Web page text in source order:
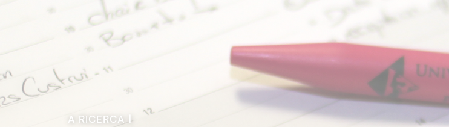
A RICERCA|